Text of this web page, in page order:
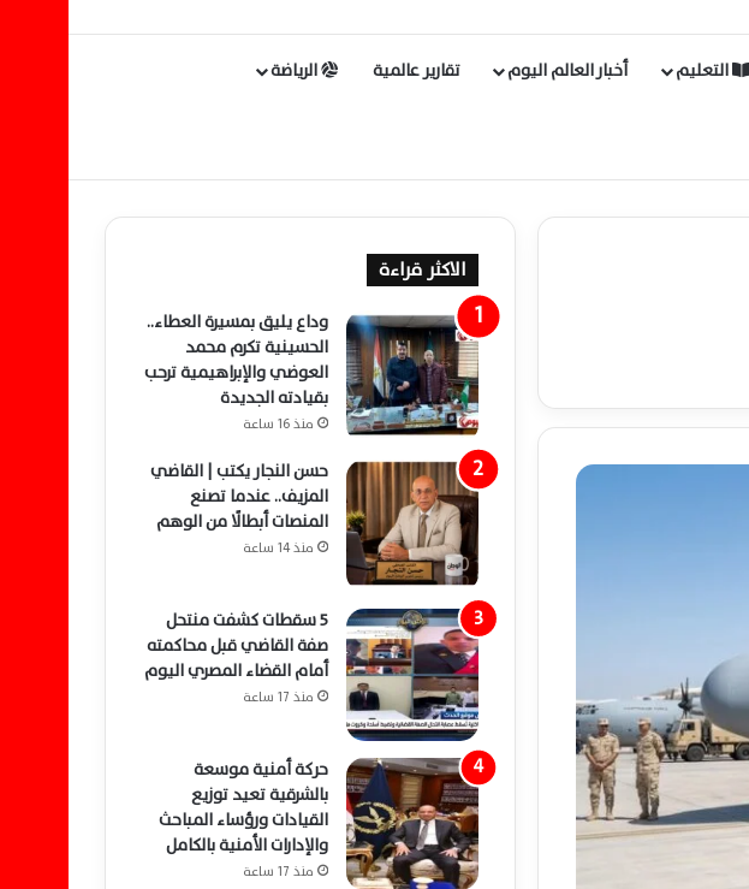
التعليم أخبار العالم اليوم تقارير عالمية الرياضة
الاكثر قراءة
وداع يليق بمسيرة العطاء..
الحسينية تكرم محمد
العوضي والإبراهيمية ترحب
بقيادته الجديدة
منذ 16 ساعة
حسن النجار يكتب | القاضي
المزيف.. عندما تصنع
المنصات أبطالًا من الوهم
منذ 14 ساعة
5 سقطات كشفت منتحل
صفة القاضي قبل محاكمته
أمام القضاء المصري اليوم
منذ 17 ساعة
حركة أمنية موسعة
بالشرقية تعيد توزيع
القيادات ورؤساء المباحث
والإدارات الأمنية بالكامل
منذ 17 ساعة